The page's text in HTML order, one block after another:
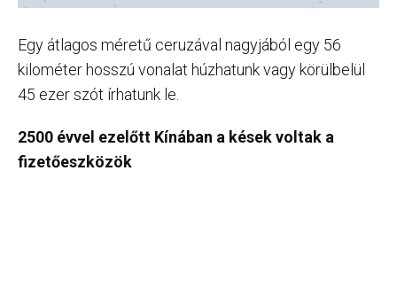
Egy átlagos méretű ceruzával nagyjából egy 56
kilométer hosszú vonalat húzhatunk vagy körülbelül
45 ezer szót írhatunk le.
2500 évvel ezelőtt Kínában a kések voltak a
fizetőeszközök